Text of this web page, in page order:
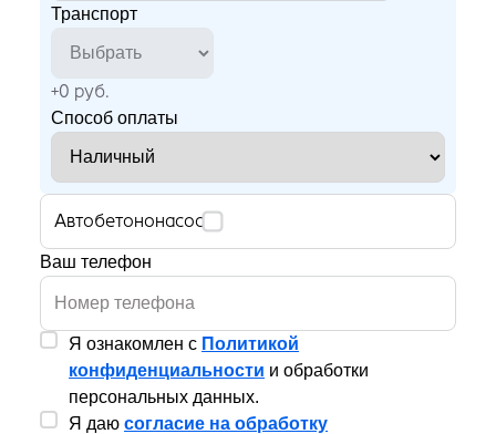
Транспорт
+0 руб.
Способ оплаты
Автобетононасос
Ваш телефон
Я ознакомлен с Политикой
конфиденциальности и обработки
персональных данных.
Я даю согласие на обработку